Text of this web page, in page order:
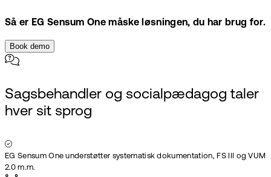
Så er EG Sensum One måske løsningen, du har brug for.
Book demo
Sagsbehandler og socialpædagog taler
hver sit sprog
EG Sensum One understøtter systematisk dokumentation, FS III og VUM
2.0 m.m.